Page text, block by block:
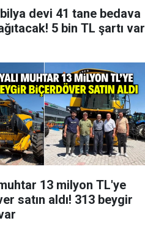
devi 41 tane bedava
5 bin TL şartı var
13 milyon TL'ye
satın aldı! 313 beygir